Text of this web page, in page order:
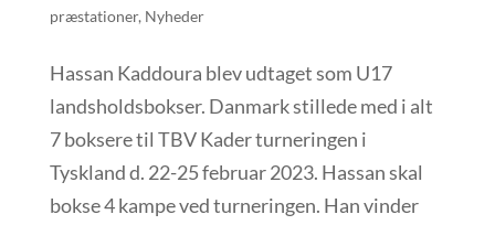
præstationer, Nyheder
Hassan Kaddoura blev udtaget som U17
landsholdsbokser. Danmark stillede med i alt
7 boksere til TBV Kader turneringen i
Tyskland d. 22-25 februar 2023. Hassan skal
bokse 4 kampe ved turneringen. Han vinder